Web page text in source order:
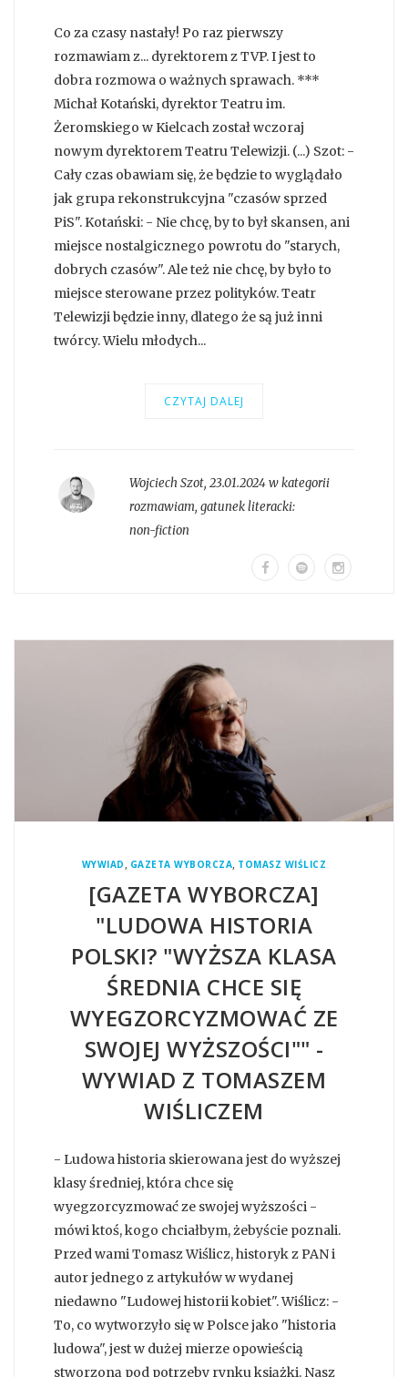
Co za czasy nastały! Po raz pierwszy
rozmawiam z... dyrektorem z TVP. I jest to
dobra rozmowa o ważnych sprawach. ***
Michał Kotański, dyrektor Teatru im.
Żeromskiego w Kielcach został wczoraj
nowym dyrektorem Teatru Telewizji. (...) Szot: -
Cały czas obawiam się, że będzie to wyglądało
jak grupa rekonstrukcyjna "czasów sprzed
PiS". Kotański: - Nie chcę, by to był skansen, ani
miejsce nostalgicznego powrotu do "starych,
dobrych czasów". Ale też nie chcę, by było to
miejsce sterowane przez polityków. Teatr
Telewizji będzie inny, dlatego że są już inni
twórcy. Wielu młodych...
CZYTAJ DALEJ
Wojciech Szot, 23.01.2024 w kategorii
rozmawiam, gatunek literacki:
non-fiction
WYWIAD , GAZETA WYBORCZA, TOMASZ WIŚLICZ
[GAZETA WYBORCZA]
"LUDOWA HISTORIA
POLSKI? "WYŻSZA KLASA
ŚREDNIA CHCE SIĘ
WYEGZORCYZMOWAĆ ZE
SWOJEJ WYŻSZOŚCI"" -
WYWIAD Z TOMASZEM
WIŚLICZEM
- Ludowa historia skierowana jest do wyższej
klasy średniej, która chce się
wyegzorcyzmować ze swojej wyższości -
mówi ktoś, kogo chciałbym, żebyście poznali.
Przed wami Tomasz Wiślicz, historyk z PAN i
autor jednego z artykułów w wydanej
niedawno "Ludowej historii kobiet". Wiślicz: -
To, co wytworzyło się w Polsce jako "historia
ludowa", jest w dużej mierze opowieścią
stworzoną pod potrzeby rynku książki. Nasz